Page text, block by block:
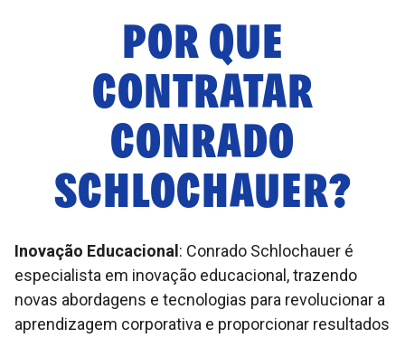
POR QUE
CONTRATAR
CONRADO
SCHLOCHAUER?
Inovação Educacional : Conrado Schlochauer é
especialista em inovação educacional, trazendo
novas abordagens e tecnologias para revolucionar a
aprendizagem corporativa e proporcionar resultados